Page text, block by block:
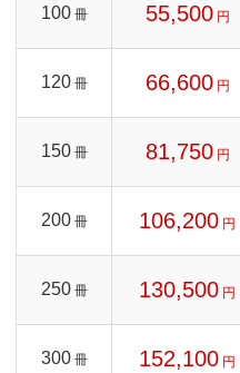
100 冊 55,500 円
120 冊 66,600 円
150 冊 81,750 円
200 冊 106,200 円
250 冊 130,500 円
300 冊 152,100 円